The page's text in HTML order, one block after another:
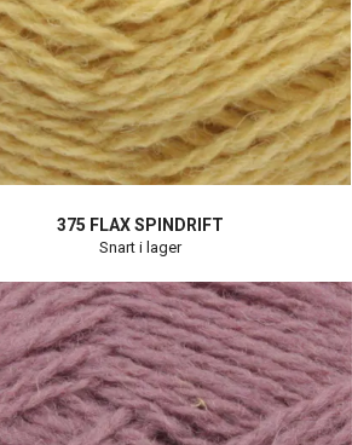
375 FLAX SPINDRIFT
Snart i lager